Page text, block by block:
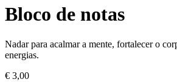
Bloco de notas
Nadar para acalmar a mente, fortalecer o
energias.
€ 3,00